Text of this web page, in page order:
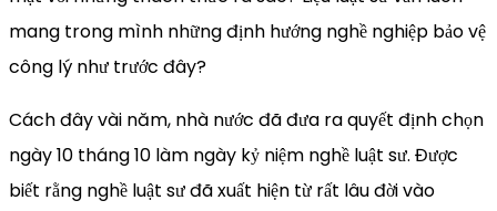
mang trong mình những định hướng nghề nghiệp bảo vệ
công lý như trước đây?
Cách đây vài năm, nhà nước đã đưa ra quyết định chọn
ngày 10 tháng 10 làm ngày kỷ niệm nghề luật sư. Được
biết rằng nghề luật sư đã xuất hiện từ rất lâu đời vào